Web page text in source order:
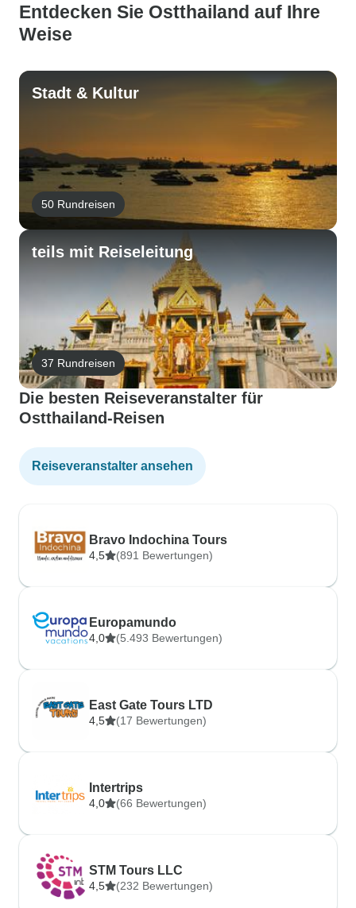
Entdecken Sie Ostthailand auf Ihre
Weise
Stadt & Kultur
50 Rundreisen
teils mit Reiseleitung
37 Rundreisen
Die besten Reiseveranstalter für
Ostthailand-Reisen
Reiseveranstalter ansehen
Bravo Indochina Tours
4,5 (891 Bewertungen)
Europamundo
4,0 (5.493 Bewertungen)
East Gate Tours LTD
4,5 (17 Bewertungen)
Intertrips
4,0 (66 Bewertungen)
STM Tours LLC
4,5 (232 Bewertungen)